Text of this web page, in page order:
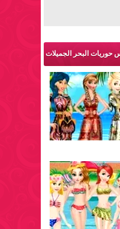
حوريات البحر الجميلات